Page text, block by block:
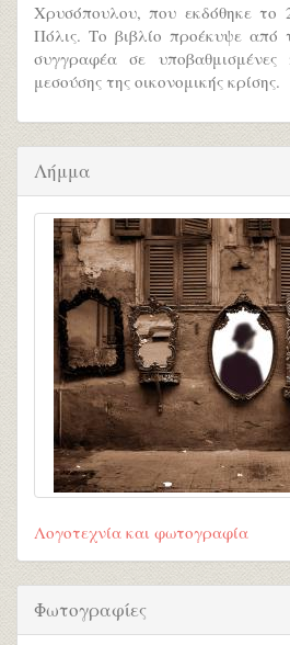
Χρυσόπουλου, που εκδόθηκε το
Πόλις. Το βιβλίο προέκυψε από
συγγραφέα σε υποβαθμισμένες
μεσούσης της οικονομικής κρίσης.
Λήμμα
Λογοτεχνία και φωτογραφία
Φωτογραφίες